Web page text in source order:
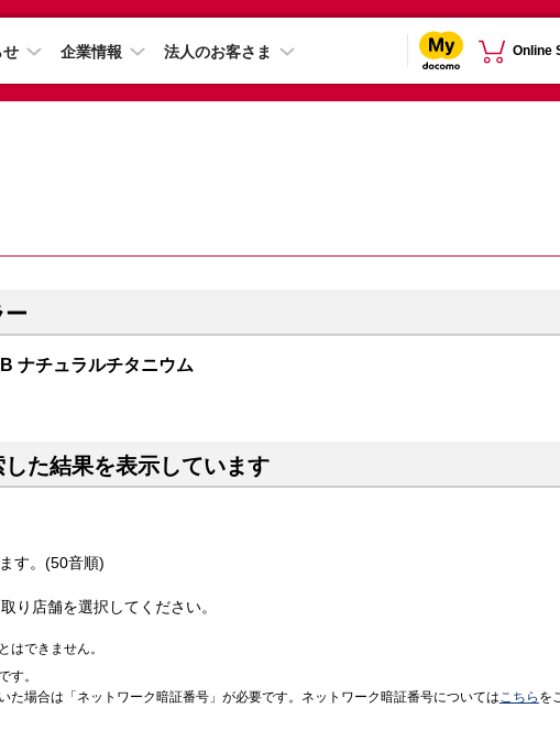
せ 企業情報 法人のお客さま Online
ー
ナチュラルチタニウム
た結果を表示しています
す。(50音順)
り店舗を選択してください。
はできません。
す。
た場合は「ネットワーク暗証番号」が必要です。ネットワーク暗証番号についてはこちら を